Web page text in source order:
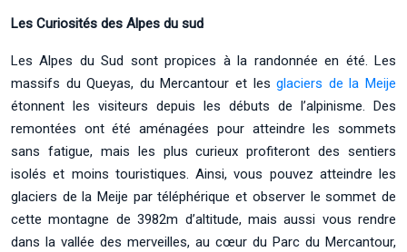
Les Curiosités des Alpes du sud
Les Alpes du Sud sont propices à la randonnée en été. Les
massifs du Queyas, du Mercantour et lesglaciers de la Meije
étonnent les visiteurs depuis les débuts de l’alpinisme. Des
remontées ont été aménagées pour atteindre les sommets
sans fatigue, mais les plus curieux profiteront des sentiers
isolés et moins touristiques. Ainsi, vous pouvez atteindre les
glaciers de la Meije par téléphérique et observer le sommet de
cette montagne de 3982m d’altitude, mais aussi vous rendre
dans la vallée des merveilles, au cœur du Parc du Mercantour,